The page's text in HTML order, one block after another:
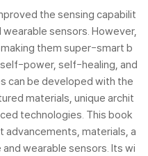
the sensing capabilit
sensors. However,
them super-smart b
power, self-healing, and
can be developed with the
materials, unique archit
technologies. This book
materials, a
wearable sensors. Its wi